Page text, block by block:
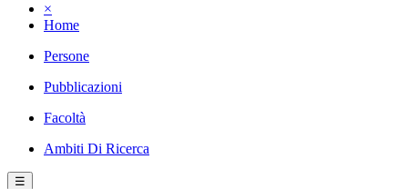
×
Home
Persone
Pubblicazioni
Facoltà
Ambiti Di Ricerca
☰